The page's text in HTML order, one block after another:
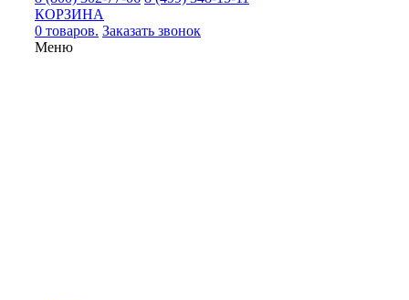
КОРЗИНА
0 товаров. Заказать звонок
Меню